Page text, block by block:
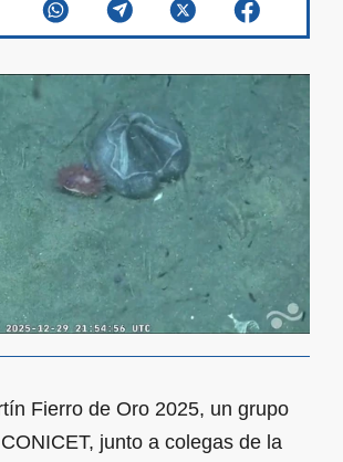
Fierro de Oro 2025, un grupo
junto a colegas de la